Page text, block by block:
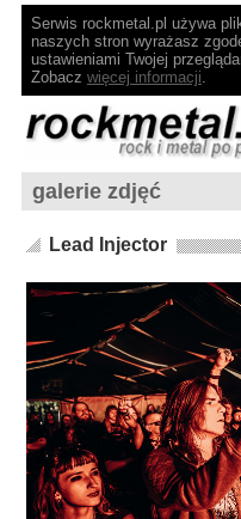
Serwis rockmetal.pl używa
naszych stron wyrażasz
ustawieniami Twojej
Zobacz więcej informacji.
galerie zdjęć
Lead Injector